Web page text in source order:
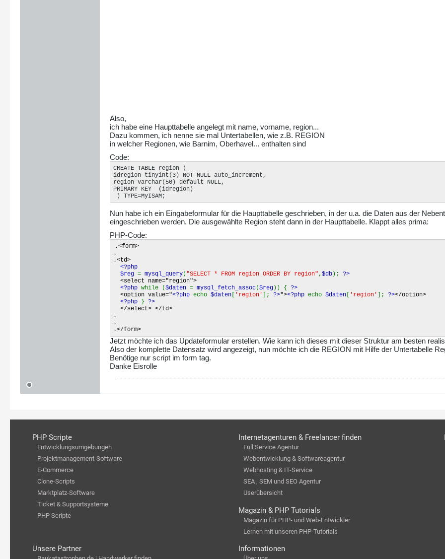
Also,
ich habe eine Haupttabelle angelegt mit name, vorname, region...
Dazu kommen, ich nenne sie mal Untertabellen, wie z.B. REGION
in welcher Regionen, wie Barnim, Oberhavel... enthalten sind
Code:
CREATE TABLE region (
idregion tinyint(3) NOT NULL auto_increment,
region varchar(50) default NULL,
PRIMARY KEY  (idregion)
) TYPE=MyISAM;
Nun habe ich ein Eingabeformular für die Haupttabelle geschrieben, in der u.a. die Daten aus der
eingeschrieben werden. Die ausgewählte Region steht dann in der Haupttabelle. Klappt alles prima:
PHP-Code:
.<form>
.
.<td>
<?php
$reg = mysql_query( "SELECT * FROM region ORDER BY region" , $db); ?>
<select name="region">
<?php while ($daten = mysql_fetch_assoc($reg)) { ?>
<option value="<?php echo $daten [ 'region' ]; ?>"><?php echo $daten [ 'region' ]; ?></option>
<?php } ?>
</select> </td>
.
.
.</form>
Jetzt möchte ich das Updateformular erstellen. Wie kann ich dieses mit dieser Struktur am besten
Also der komplette Datensatz wird angezeigt, nun möchte ich die REGION mit Hilfe der Untertabelle
Benötige nur script im form tag.
Danke Eisrolle
PHP Scripte
Entwicklungsumgebungen
Projektmanagement-Software
E-Commerce
Clone-Scripts
Marktplatz-Software
Ticket & Supportsysteme
PHP Scripte
Internetagenturen & Freelancer finden
Full Service Agentur
Webentwicklung & Softwareagentur
Webhosting & IT-Service
SEA , SEM und SEO Agentur
Userübersicht
Magazin & PHP Tutorials
Magazin für PHP- und Web-Entwickler
Lernen mit unseren PHP-Tutorials
Unsere Partner Informationen